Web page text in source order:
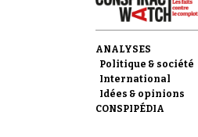
ANALYSES
Politique & société
International
Idées & opinions
CONSPIPÉDIA